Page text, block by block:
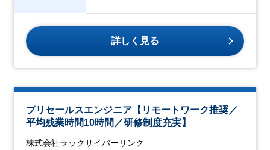
詳しく見る
プリセールスエンジニア【リモートワーク推奨／
平均残業時間10時間／研修制度充実】
株式会社ラックサイバーリンク